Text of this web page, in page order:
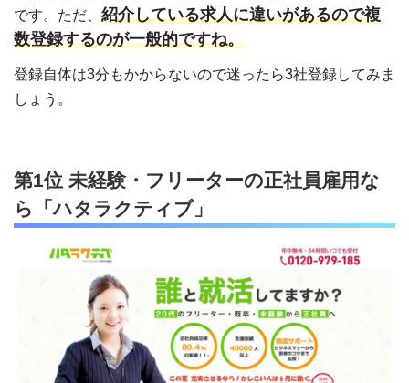
です。ただ、 紹介している求人に違いがあるので複
数登録するのが一般的ですね。
登録自体は3分もかからないので迷ったら3社登録してみま
しょう。
第1位 未経験・フリーターの正社員雇用な
ら「ハタラクティブ」